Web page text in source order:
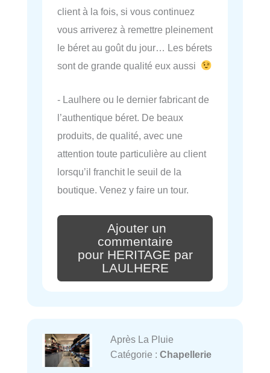
client à la fois, si vous continuez
vous arriverez à remettre pleinement
le béret au goût du jour… Les bérets
sont de grande qualité eux aussi
- Laulhere ou le dernier fabricant de
l’authentique béret. De beaux
produits, de qualité, avec une
attention toute particulière au client
lorsqu’il franchit le seuil de la
boutique. Venez y faire un tour.
Ajouter un
commentaire
pour HERITAGE par
LAULHERE
Après La Pluie
Catégorie : Chapellerie